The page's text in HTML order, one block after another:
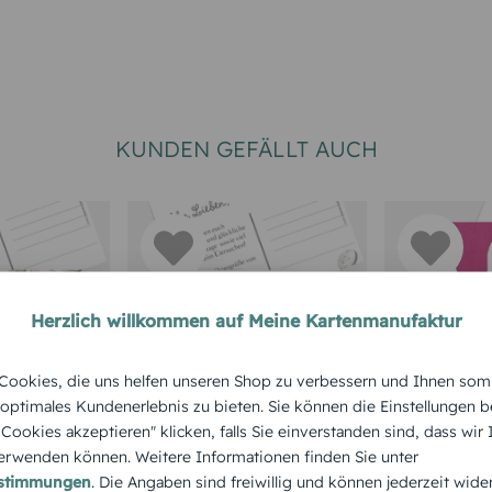
KUNDEN GEFÄLLT AUCH
WEITERE ANLÄSSE
Osterkarte Osterhase
Herzlich willkommen auf Meine Kartenmanufaktur
die uns helfen unseren Shop zu verbessern und Ihnen
Kundenerlebnis zu bieten. Sie können die Einstellungen
akzeptieren" klicken, falls Sie einverstanden sind, dass
können. Weitere Informationen finden Sie unter
. Die Angaben sind freiwillig und können jederzeit